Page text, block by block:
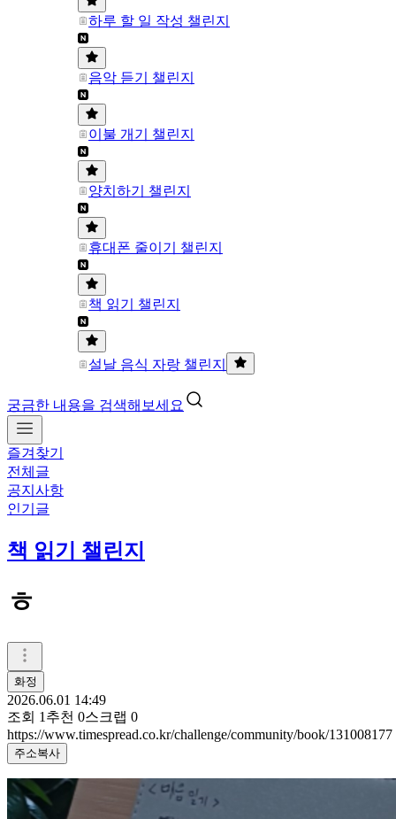
하루 할 일 작성 챌린지
음악 듣기 챌린지
이불 개기 챌린지
양치하기 챌린지
휴대폰 줄이기 챌린지
책 읽기 챌린지
설날 음식 자랑 챌린지
궁금한 내용을 검색해보세요
즐겨찾기
전체글
공지사항
인기글
책 읽기 챌린지
ㅎ
화정
2026.06.01 14:49
조회 1 추천 0스크랩 0
https://www.timespread.co.kr/challenge/community/book/131008177
주소복사